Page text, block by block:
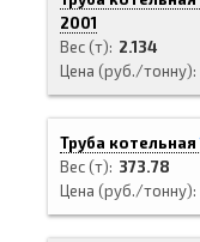
2001
Вес (т)
2.134
Цена (руб./тонну)
Труба котельная
Вес (т)
373.78
Цена (руб./тонну)